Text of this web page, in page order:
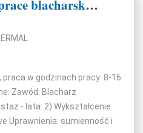
Osoba wykonująca prace blacharskie (k/m)
w godzinach pracy: 8-16
Zawód: Blacharz
- lata: 2) Wykształcenie:
Uprawnienia: sumienność i